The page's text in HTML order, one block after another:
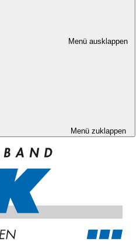
Menü ausklappen
Menü zuklappen